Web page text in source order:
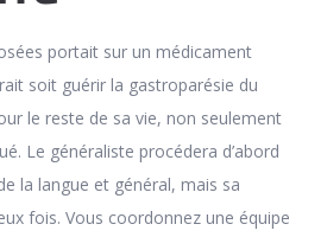
portait sur un médicament
soit guérir la gastroparésie du
le reste de sa vie, non seulement
Le généraliste procédera d’abord
la langue et général, mais sa
fois. Vous coordonnez une équipe